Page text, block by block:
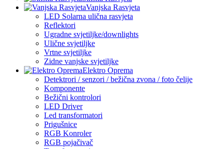
Vanjska Rasvjeta
LED Solarna ulična rasvjeta
Reflektori
Ugradne svjetiljke/downlights
Ulične svjetiljke
Vrtne svjetiljke
Zidne vanjske svjetiljke
Elektro Oprema
Detektrori / senzori / bežična zvona / foto čelije
Komponente
Bežični kontrolori
LED Driver
Led transformatori
Prigušnice
RGB Konroler
RGB pojačivač